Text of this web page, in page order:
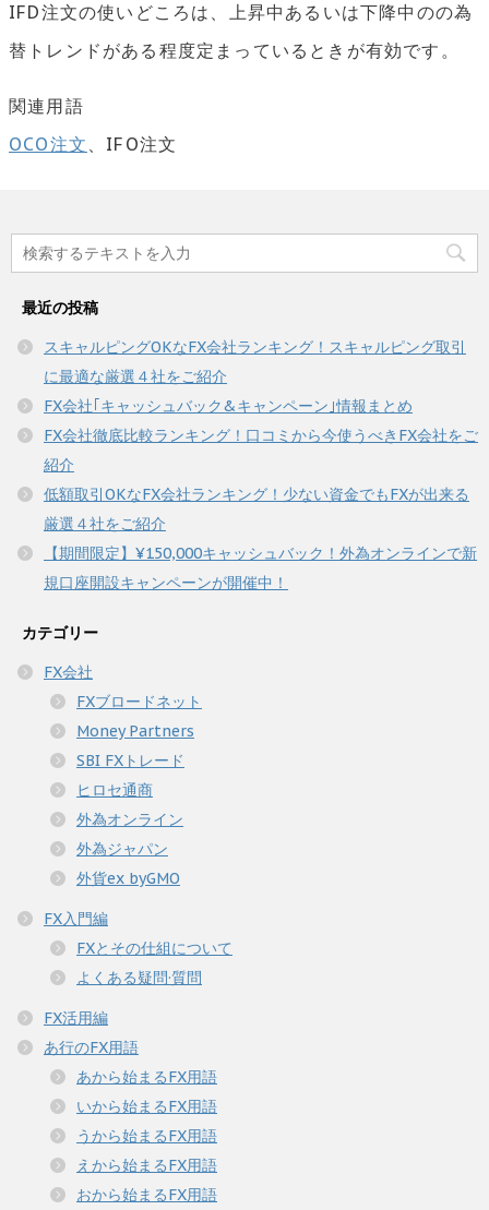
IFD注文の使いどころは、上昇中あるいは下降中のの為
替トレンドがある程度定まっているときが有効です。
関連用語
OCO注文 、IFO注文
最近の投稿
スキャルピングOKなFX会社ランキング！スキャルピング取引
に最適な厳選４社をご紹介
FX会社｢キャッシュバック&キャンペーン｣情報まとめ
FX会社徹底比較ランキング！口コミから今使うべきFX会社をご
紹介
低額取引OKなFX会社ランキング！少ない資金でもFXが出来る
厳選４社をご紹介
【期間限定】¥150,000キャッシュバック！外為オンラインで新
規口座開設キャンペーンが開催中！
カテゴリー
FX会社
FXブロードネット
Money Partners
SBI FXトレード
ヒロセ通商
外為オンライン
外為ジャパン
外貨ex byGMO
FX入門編
FXとその仕組について
よくある疑問·質問
FX活用編
あ行のFX用語
あから始まるFX用語
いから始まるFX用語
うから始まるFX用語
えから始まるFX用語
おから始まるFX用語